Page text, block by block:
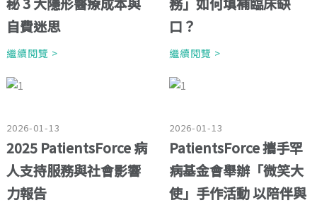
自費迷思
繼續閱覽 >
口？
繼續閱覽 >
2026-01-13
2025 PatientsForce 病
人支持服務與社會影響
力報告
2026-01-13
PatientsForce 攜手罕
病基金會舉辦「微笑大
使」手作活動 以陪伴與